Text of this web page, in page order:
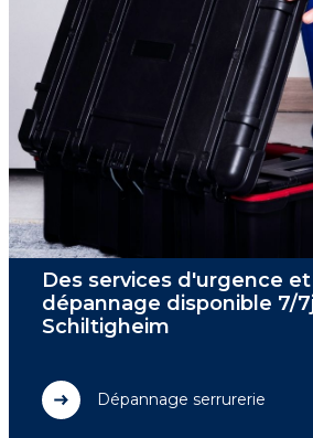
Des services d'urgence
dépannage disponible 7/
Schiltigheim
Dépannage serrurerie